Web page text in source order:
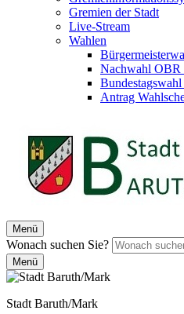
Gremien der Stadt
Live-Stream
Wahlen
Nachwahl OBR
Antrag
Menü
Wonach suchen Sie?
Menü
Stadt Baruth/Mark